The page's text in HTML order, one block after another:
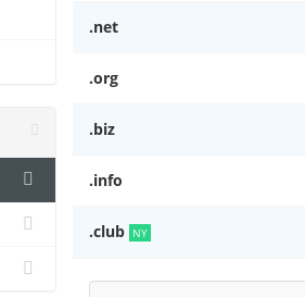
.net
.org
.biz
.info
.club NY